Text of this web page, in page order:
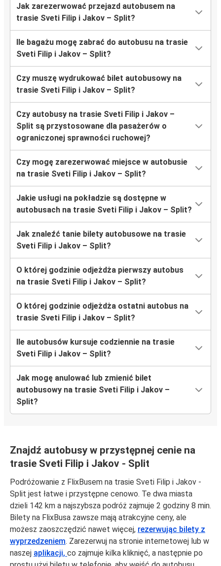
Jak zarezerwować przejazd autobusem na
trasie Sveti Filip i Jakov – Split?
Ile bagażu mogę zabrać do autobusu na trasie
Sveti Filip i Jakov – Split?
Czy muszę wydrukować bilet autobusowy na
trasie Sveti Filip i Jakov – Split?
Czy autobusy na trasie Sveti Filip i Jakov –
Split są przystosowane dla pasażerów o
ograniczonej sprawności ruchowej?
Czy mogę zarezerwować miejsce w autobusie
na trasie Sveti Filip i Jakov – Split?
Jakie usługi na pokładzie są dostępne w
autobusach na trasie Sveti Filip i Jakov – Split?
Jak znaleźć tanie bilety autobusowe na trasie
Sveti Filip i Jakov – Split?
O której godzinie odjeżdża pierwszy autobus
na trasie Sveti Filip i Jakov – Split?
O której godzinie odjeżdża ostatni autobus na
trasie Sveti Filip i Jakov – Split?
Ile autobusów kursuje codziennie na trasie
Sveti Filip i Jakov – Split?
Jak mogę anulować lub zmienić bilet
autobusowy na trasie Sveti Filip i Jakov –
Split?
Znajdź autobusy w przystępnej cenie na
trasie Sveti Filip i Jakov - Split
Podróżowanie z FlixBusem na trasie Sveti Filip i Jakov -
Split jest łatwe i przystępne cenowo. Te dwa miasta
dzieli 142 km a najszybsza podróż zajmuje 2 godziny 8 min.
Bilety na FlixBusa zawsze mają atrakcyjne ceny, ale
możesz zaoszczędzić nawet więcej, rezerwując bilety z
wyprzedzeniem. Zarezerwuj na stronie internetowej lub w
naszej aplikacji, co zajmuje kilka kliknięć, a następnie po